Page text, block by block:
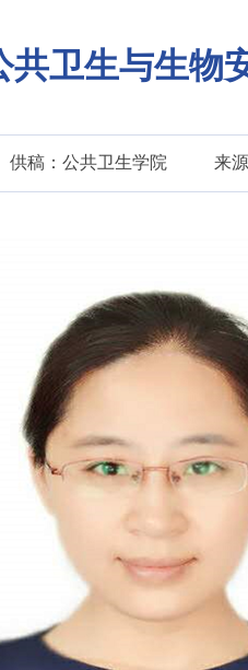
共卫生与生物
供稿：公共卫生学院 来